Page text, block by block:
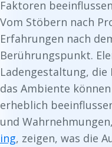
Faktoren beeinflussen
Vom Stöbern nach
Erfahrungen nach
Berührungspunkt.
Ladengestaltung,
das Ambiente
erheblich
und
ing, zeigen, was die